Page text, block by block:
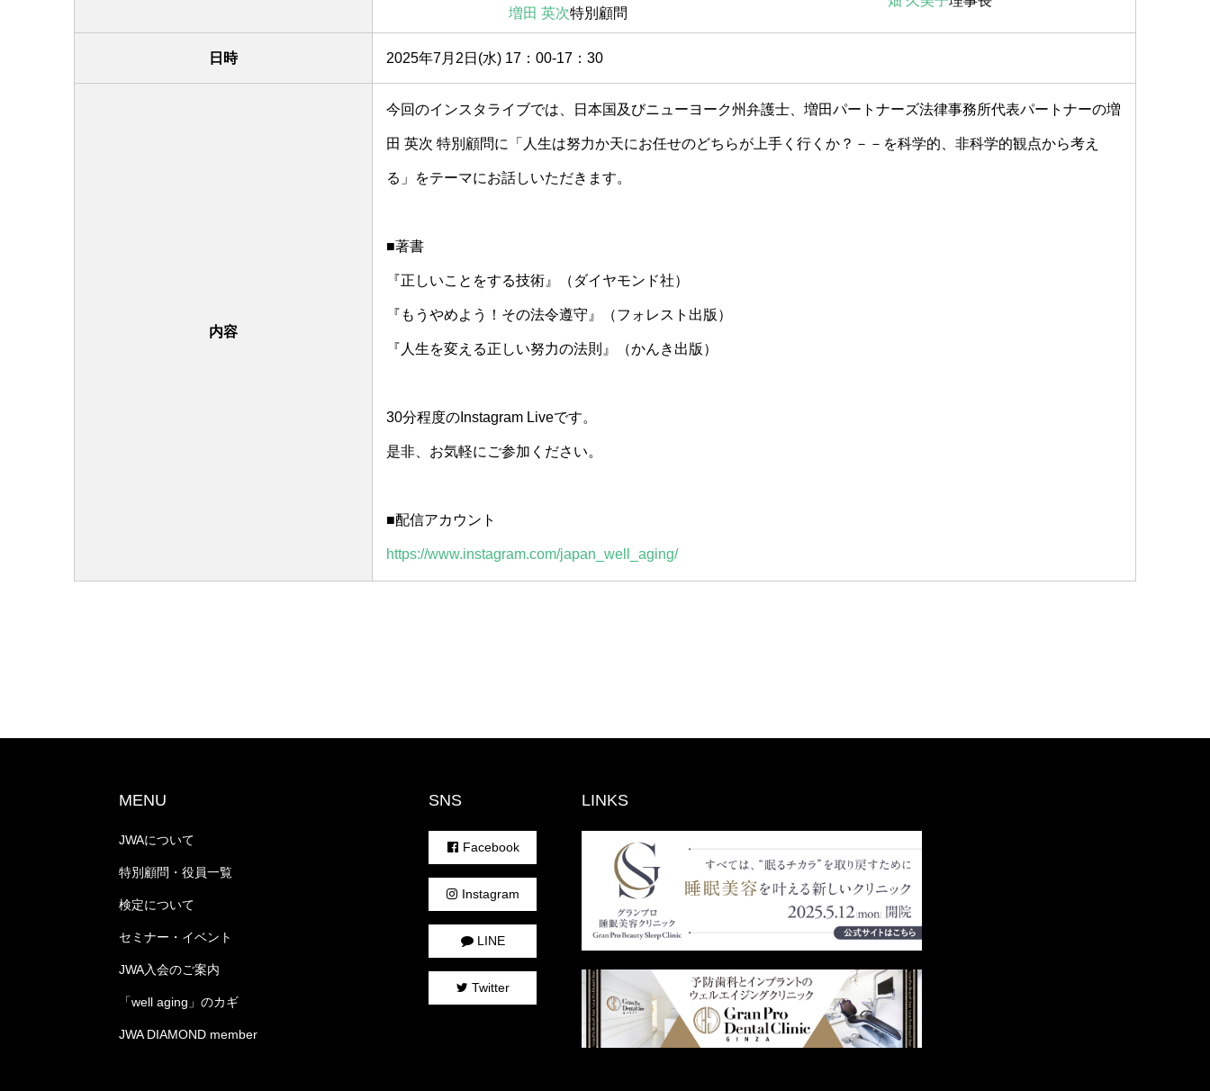
増田 英次特別顧問
日時 2025年7月2日(水) 17：00‐17：30
内容
今回のインスタライブでは、日本国及びニューヨーク州弁護士、増田パートナーズ法律事務所代表パートナーの増
田 英次 特別顧問に「人生は努力か天にお任せのどちらが上手く行くか？－－を科学的、非科学的観点から考え
る」をテーマにお話しいただきます。
■著書
『正しいことをする技術』（ダイヤモンド社）
『もうやめよう！その法令遵守』（フォレスト出版）
『人生を変える正しい努力の法則』（かんき出版）
30分程度のInstagram Liveです。
是非、お気軽にご参加ください。
■配信アカウント
https://www.instagram.com/japan_well_aging/
MENU
JWAについて
特別顧問・役員一覧
検定について
セミナー・イベント
JWA入会のご案内
「well aging」のカギ
JWA DIAMOND member
SNS
Facebook
Instagram
LINE
Twitter
LINKS